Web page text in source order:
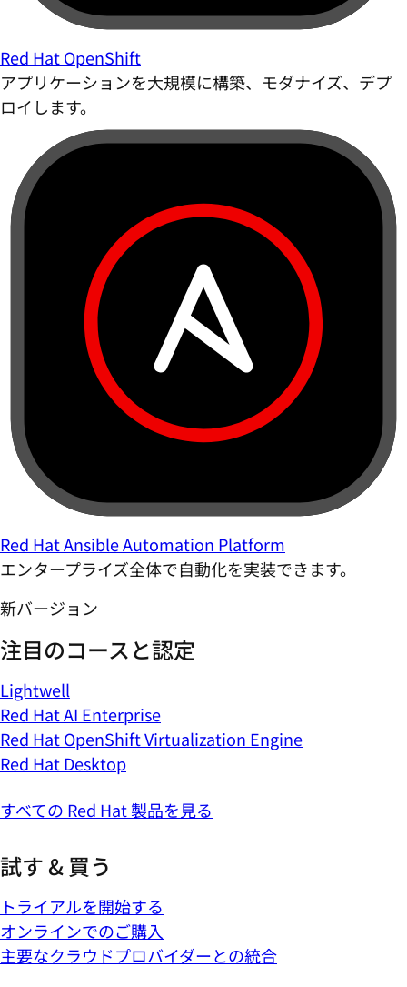
Red Hat OpenShift
アプリケーションを大規模に構築、モダナイズ、デプ
ロイします。
Red Hat Ansible Automation Platform
エンタープライズ全体で自動化を実装できます。
新バージョン
注目のコースと認定
Lightwell
Red Hat AI Enterprise
Red Hat OpenShift Virtualization Engine
Red Hat Desktop
すべての Red Hat 製品を見る
試す & 買う
トライアルを開始する
オンラインでのご購入
主要なクラウドプロバイダーとの統合